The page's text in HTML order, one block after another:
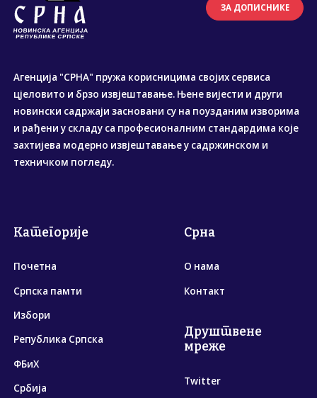
ЗА ДОПИСНИКЕ
Агенција "СРНА" пружа корисницима својих сервиса
цјеловито и брзо извјештавање. Њене вијести и други
новински садржаји засновани су на поузданим изворима
и рађени у складу са професионалним стандардима које
захтијева модерно извјештавање у садржинском и
техничком погледу.
Категорије
Почетна
Српска памти
Избори
Република Српска
ФБиХ
Србија
Срна
О нама
Контакт
Друштвене
мреже
Twitter